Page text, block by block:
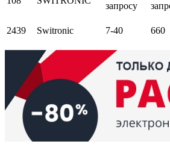
запросу
2439 Switronic 7-40 660